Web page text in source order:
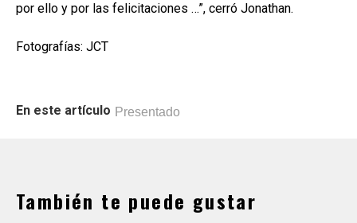
por ello y por las felicitaciones …”, cerró Jonathan.
Fotografías: JCT
En este artículo Presentado
También te puede gustar